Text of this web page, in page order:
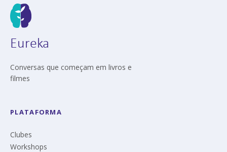
Eureka
Conversas que começam em livros e
filmes
PLATAFORMA
Clubes
Workshops